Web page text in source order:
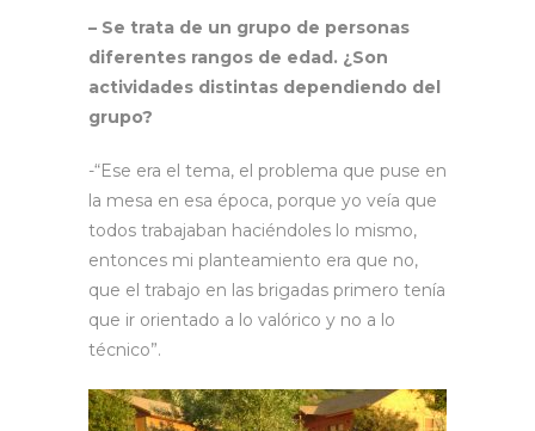
– Se trata de un grupo de personas
diferentes rangos de edad. ¿Son
actividades distintas dependiendo del
grupo?
-“Ese era el tema, el problema que puse en
la mesa en esa época, porque yo veía que
todos trabajaban haciéndoles lo mismo,
entonces mi planteamiento era que no,
que el trabajo en las brigadas primero tenía
que ir orientado a lo valórico y no a lo
técnico”.